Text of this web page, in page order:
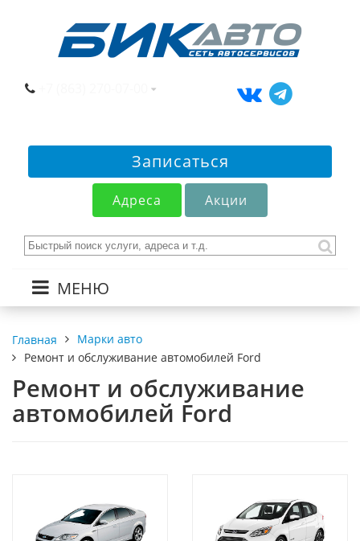
Записаться
Адреса Акции
МЕНЮ
Главная
Марки авто
Ремонт и обслуживание автомобилей Ford
Ремонт и обслуживание
автомобилей Ford